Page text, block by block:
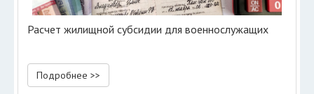
Расчет жилищной субсидии для военнослужащих
Подробнее >>